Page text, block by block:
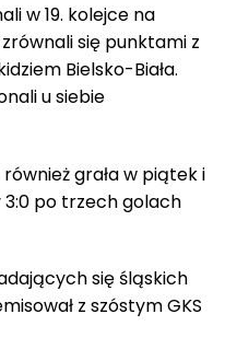
w 19. kolejce na
zrównali się punktami z
Bielsko-Biała.
u siebie
grała w piątek i
3:0 po trzech golach
się śląskich
z szóstym GKS